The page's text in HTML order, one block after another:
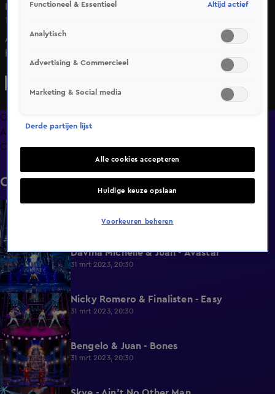
Kioko - Ciao Adios
17 mrt 2023, 20:30
Avastar Kioko (Klaasje Meijer & Valery Bouwknegt) zingt
het nummer Ciao Adios van Anne-Marie.
Overzicht
Afleveringen
Clips
Clips
2:27 Davina Michelle & Jimmy Cool - Avastar
31 mrt 2023, 20:30
2:27 Davina Michelle & Juan - Avastar
31 mrt 2023, 20:30
2:31 Nicky Romero & Finalisten - Easy
31 mrt 2023, 20:30
1:58 Bengelo & Juan - Bones
31 mrt 2023, 20:30
Functioneel & Essentieel Altijd actief
Analytisch
Advertising & Commercieel
Marketing & Social media
Derde partijen lijst
Alle cookies accepteren
Huidige keuze opslaan
Voorkeuren beheren